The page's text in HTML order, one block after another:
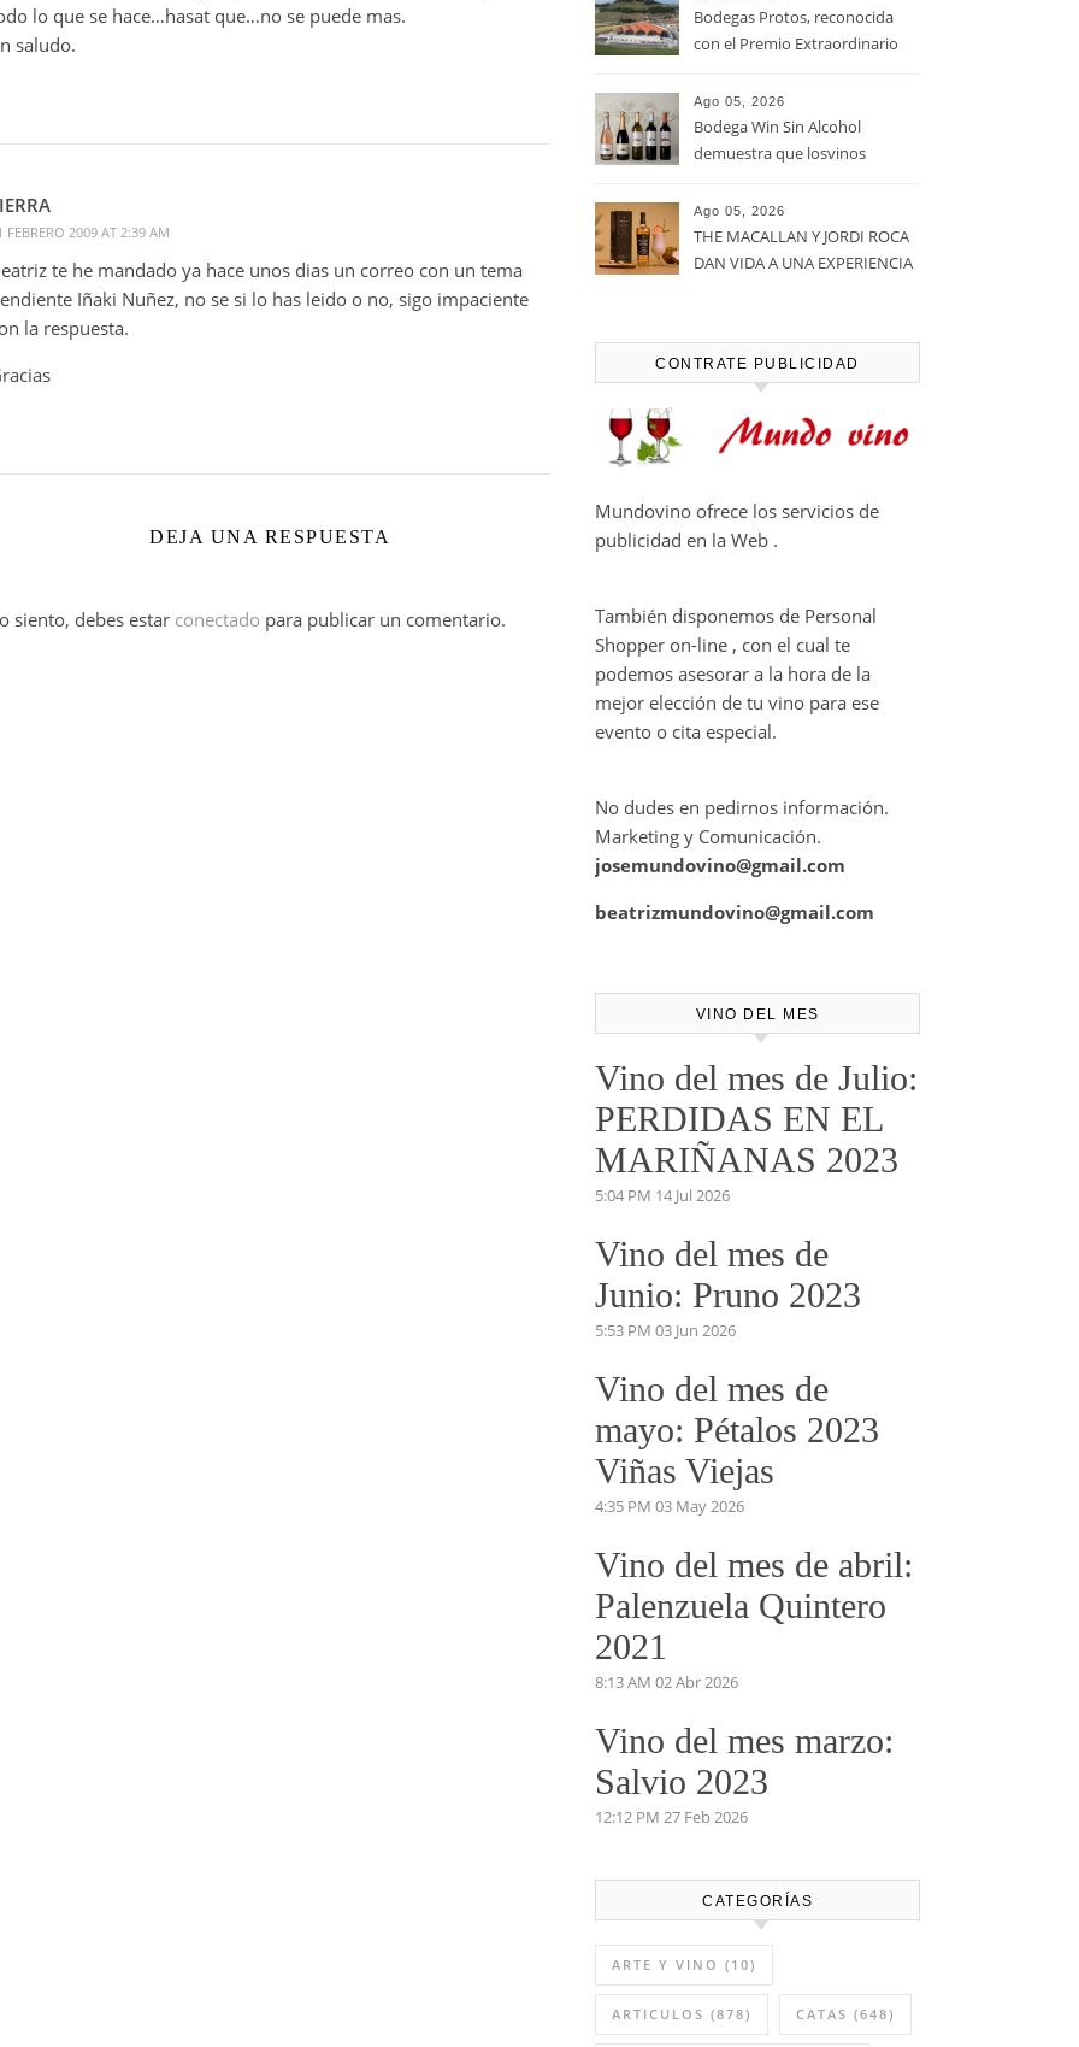
lo que se hace…hasat que…no se puede mas.
saludo.
FEBRERO 2009 AT 2:39 AM
te he mandado ya hace unos dias un correo con un tema
Iñaki Nuñez, no se si lo has leido o no, sigo impaciente
la respuesta.
DEJA UNA RESPUESTA
siento, debes estar conectado para publicar un comentario.
Bodegas Protos, reconocida
con el Premio Extraordinario
casi un siglo de excelencia
vitivinícola
Ago 05, 2026
Bodega Win Sin Alcohol
demuestra que losvinos
calidadcomienzan a diseñarse
en el viñedo
Ago 05, 2026
THE MACALLAN Y JORDI ROCA
DAN VIDA A UNA EXPERIENCIA
HARMONY COLLECTION
CONTRATE PUBLICIDAD
Mundovino ofrece los servicios de
publicidad en la Web .
También disponemos de Personal
Shopper on-line , con el cual te
podemos asesorar a la hora de la
mejor elección de tu vino para ese
evento o cita especial.
No dudes en pedirnos información.
Marketing y Comunicación.
josemundovino@gmail.com
beatrizmundovino@gmail.com
VINO DEL MES
Vino del mes de Julio:
PERDIDAS EN EL
MARIÑANAS 2023
5:04 PM 14 Jul 2026
Vino del mes de
Junio: Pruno 2023
5:53 PM 03 Jun 2026
Vino del mes de
mayo: Pétalos 2023
Viñas Viejas
4:35 PM 03 May 2026
Vino del mes de abril:
Palenzuela Quintero
2021
8:13 AM 02 Abr 2026
Vino del mes marzo:
Salvio 2023
12:12 PM 27 Feb 2026
CATEGORÍAS
ARTE Y VINO (10)
ARTICULOS (878) CATAS (648)